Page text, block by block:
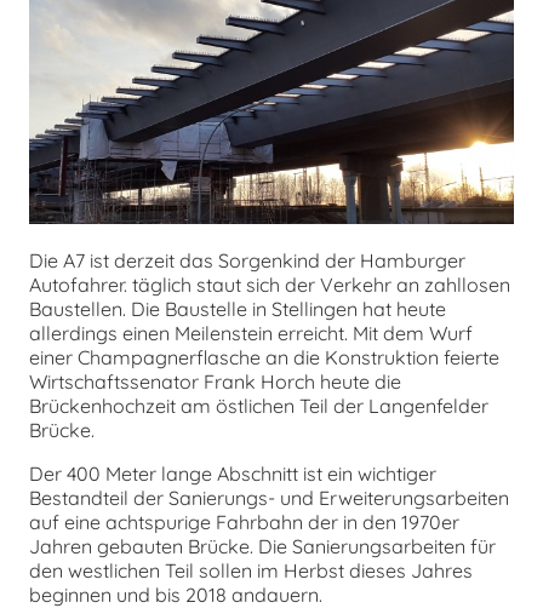
Die A7 ist derzeit das Sorgenkind der Hamburger
Autofahrer. täglich staut sich der Verkehr an zahllosen
Baustellen. Die Baustelle in Stellingen hat heute
allerdings einen Meilenstein erreicht. Mit dem Wurf
einer Champagnerflasche an die Konstruktion feierte
Wirtschaftssenator Frank Horch heute die
Brückenhochzeit am östlichen Teil der Langenfelder
Brücke.
Der 400 Meter lange Abschnitt ist ein wichtiger
Bestandteil der Sanierungs- und Erweiterungsarbeiten
auf eine achtspurige Fahrbahn der in den 1970er
Jahren gebauten Brücke. Die Sanierungsarbeiten für
den westlichen Teil sollen im Herbst dieses Jahres
beginnen und bis 2018 andauern.